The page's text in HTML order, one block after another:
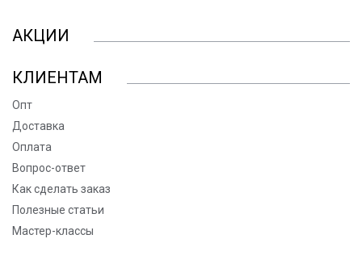
АКЦИИ
КЛИЕНТАМ
Опт
Доставка
Оплата
Вопрос-ответ
Как сделать заказ
Полезные статьи
Мастер-классы